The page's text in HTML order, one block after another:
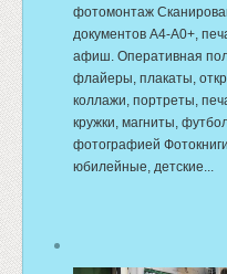
фотомонтаж
документов А4-А0+,
афиш. Оперативная
флайеры, плакаты,
коллажи, портреты,
кружки, магниты,
фотографией
юбилейные, детские...